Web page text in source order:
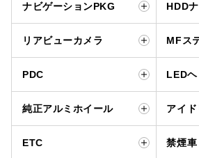
ナビゲーションPKG HDD
リアビューカメラ MFス
PDC LEDヘ
純正アルミホイール アイ
ETC 禁煙車